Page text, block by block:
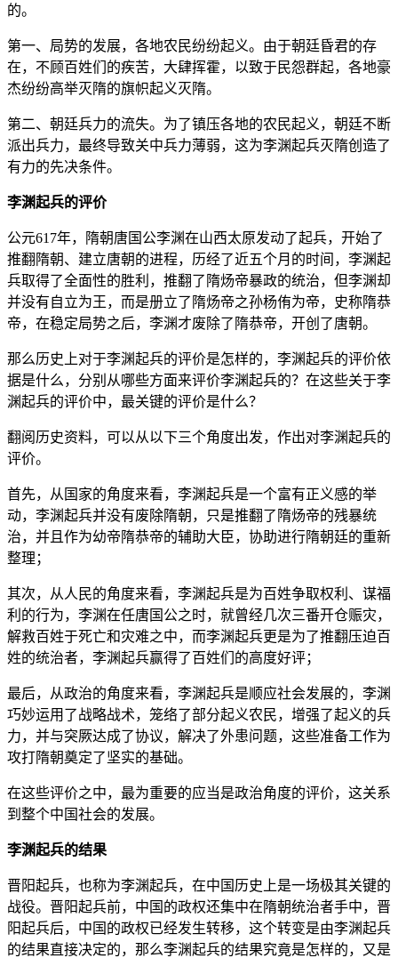
的。
第一、局势的发展，各地农民纷纷起义。由于朝廷昏君的存
在，不顾百姓们的疾苦，大肆挥霍，以致于民怨群起，各地豪
杰纷纷高举灭隋的旗帜起义灭隋。
第二、朝廷兵力的流失。为了镇压各地的农民起义，朝廷不断
派出兵力，最终导致关中兵力薄弱，这为李渊起兵灭隋创造了
有力的先决条件。
李渊起兵的评价
公元617年，隋朝唐国公李渊在山西太原发动了起兵，开始了
推翻隋朝、建立唐朝的进程，历经了近五个月的时间，李渊起
兵取得了全面性的胜利，推翻了隋炀帝暴政的统治，但李渊却
并没有自立为王，而是册立了隋炀帝之孙杨侑为帝，史称隋恭
帝，在稳定局势之后，李渊才废除了隋恭帝，开创了唐朝。
那么历史上对于李渊起兵的评价是怎样的，李渊起兵的评价依
据是什么，分别从哪些方面来评价李渊起兵的？在这些关于李
渊起兵的评价中，最关键的评价是什么？
翻阅历史资料，可以从以下三个角度出发，作出对李渊起兵的
评价。
首先，从国家的角度来看，李渊起兵是一个富有正义感的举
动，李渊起兵并没有废除隋朝，只是推翻了隋炀帝的残暴统
治，并且作为幼帝隋恭帝的辅助大臣，协助进行隋朝廷的重新
整理；
其次，从人民的角度来看，李渊起兵是为百姓争取权利、谋福
利的行为，李渊在任唐国公之时，就曾经几次三番开仓赈灾，
解救百姓于死亡和灾难之中，而李渊起兵更是为了推翻压迫百
姓的统治者，李渊起兵赢得了百姓们的高度好评；
最后，从政治的角度来看，李渊起兵是顺应社会发展的，李渊
巧妙运用了战略战术，笼络了部分起义农民，增强了起义的兵
力，并与突厥达成了协议，解决了外患问题，这些准备工作为
攻打隋朝奠定了坚实的基础。
在这些评价之中，最为重要的应当是政治角度的评价，这关系
到整个中国社会的发展。
李渊起兵的结果
晋阳起兵，也称为李渊起兵，在中国历史上是一场极其关键的
战役。晋阳起兵前，中国的政权还集中在隋朝统治者手中，晋
阳起兵后，中国的政权已经发生转移，这个转变是由李渊起兵
的结果直接决定的，那么李渊起兵的结果究竟是怎样的，又是